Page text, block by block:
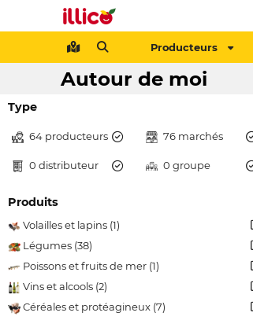
Producteurs
Autour de moi
Type
64 producteurs 76 marchés
0 distributeur 0 groupe
Produits
Volailles et lapins (1)
Légumes (38)
Poissons et fruits de mer (1)
Vins et alcools (2)
Céréales et protéagineux (7)